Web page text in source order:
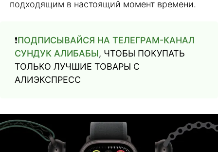
подходящим в настоящий момент времени.
❗️ПОДПИСЫВАЙСЯ НА ТЕЛЕГРАМ-КАНАЛ
СУНДУК АЛИБАБЫ, ЧТОБЫ ПОКУПАТЬ
ТОЛЬКО ЛУЧШИЕ ТОВАРЫ С
АЛИЭКСПРЕСС